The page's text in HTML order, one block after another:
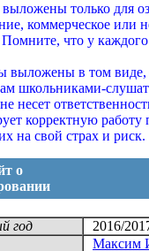
только для
коммерческое или
что у каждого
выложены в том
школьниками-
корректную
на свой страх и риск.
о
год 2016/
Максим